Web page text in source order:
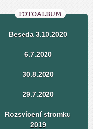
FOTOALBUM
Beseda 3.10.2020
6.7.2020
30.8.2020
29.7.2020
Rozsvícení stromku
2019